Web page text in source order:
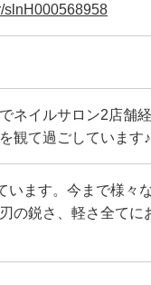
slnH000568958
ネイルサロン2店舗
観て過ごしています♪
います。今まで様々
の鋭さ、軽さ全てに